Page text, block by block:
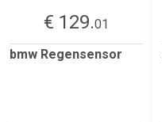
€ 129.01
bmw Regensensor